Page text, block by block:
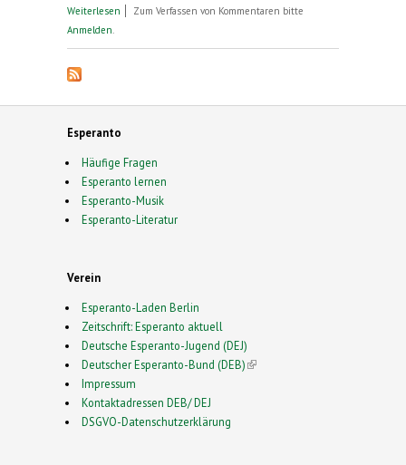
Weiterlesen über Esperanto als Vatersprache: Sprachkurs auf
Zum Verfassen von Kommentaren bitte
Anmelden
Esperanto
Häufige Fragen
Esperanto lernen
Esperanto-Musik
Esperanto-Literatur
Verein
Esperanto-Laden Berlin
Zeitschrift: Esperanto aktuell
Deutsche Esperanto-Jugend (DEJ)
Deutscher Esperanto-Bund (DEB)(link is external)
Impressum
Kontaktadressen DEB/ DEJ
DSGVO-Datenschutzerklärung